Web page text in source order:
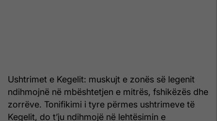
Ushtrimet e Kegelit: muskujt e zonës së legenit
ndihmojnë në mbështetjen e mitrës, fshikëzës dhe
zorrëve. Tonifikimi i tyre përmes ushtrimeve të
Kegelit, do t’ju ndihmojë në lehtësimin e